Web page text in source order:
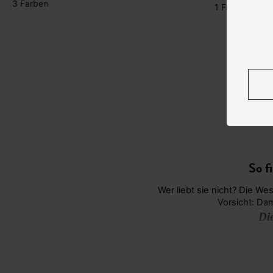
3 Farben 1 Farbe
So
Wer liebt sie nicht? Die Weste Damen ist ein echtes Multitalent für Ihr Dressing, wenn die Sonne mal Pause macht. Aber
Vorsicht:
und sanft. Sie